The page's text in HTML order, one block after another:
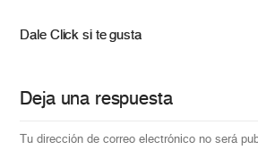
Dale Click si te gusta
Deja una respuesta
Tu dirección de correo electrónico no será